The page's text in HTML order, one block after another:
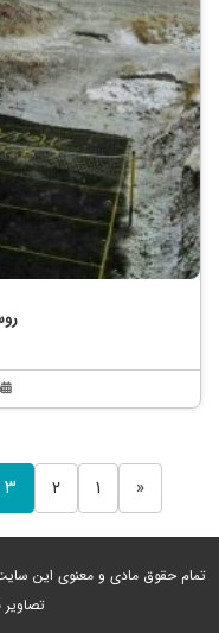
« ۱ ۲ ۳
تمام حقوق مادی و معنوی این
تصاویر